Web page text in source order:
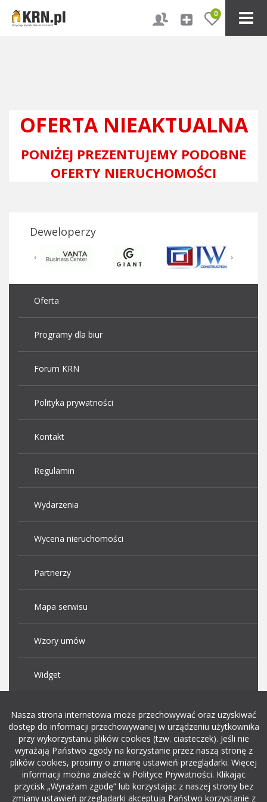
0
OFERTA NIEAKTUALNA
PONIŻEJ PREZENTUJEMY PODOBNE
OFERTY NIERUCHOMOŚCI
Deweloperzy
Oferta
Programy dla biur
Forum KRN
Polityka prywatności
Kontakt
Regulamin
Wydarzenia
Wycena nieruchomości
Partnerzy
Mapa serwisu
Wzory umów
Widget
Dodaj ogłoszenie o pracę
rekrutacja w it
Nasza strona internetowa może przechowywać oraz uzyskiwać
dostęp do informacji przechowywanej w urządzeniu użytkownika
przy wykorzystaniu plików cookies (tzw. ciasteczek). Jeśli nie
wyrażają Państwo zgody na korzystanie przez naszą stronę z
plików cookies, prosimy o zmianę ustawień przeglądarki. Więcej
informacji można znaleźć w Polityce Prywatności. Klikając
przycisk „Wyrażam zgodę” lub korzystając z naszej strony bez
zmiany ustawień przeglądarki akceptują Państwo korzystanie z